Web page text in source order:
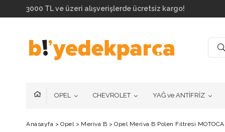
3000 TL ve üzeri alışverişlerde ücretsiz kargo!
OPEL CHEVROLET YAĞ ve ANTİFRİZ
Anasayfa > Opel> Meriva B > Opel Meriva B Polen Filtresi